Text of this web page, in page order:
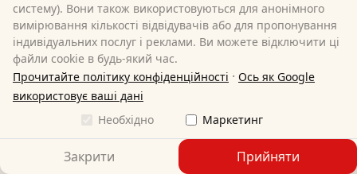
систему). Вони також використовуються для анонімного
вимірювання кількості відвідувачів або для пропонування
індивідуальних послуг і реклами. Ви можете відключити ці
файли cookie в будь-який час.
Прочитайте політику конфіденційності · Ось як Google
використовує ваші дані
Необхідно
Маркетинг
Закрити Прийняти